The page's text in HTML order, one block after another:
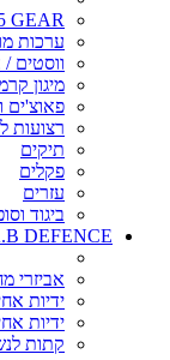
GEAR
ערכות
ווסטים
מיגון
פאוצ'ים
רצועות
תיקים
פקלים
עזרים
ביגוד
DEFENCE
אביזרי
ידיות
ידיות
קתות